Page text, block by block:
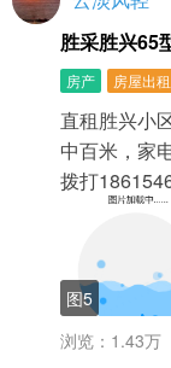
胜采胜兴65
房产 房屋出租
直租胜兴小
中百米，家
拨打
图5
浏览：1.43万